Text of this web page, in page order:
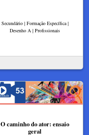
Secundário | Formação Específica |
Desenho A | Profissionais
O caminho do ator: ensaio
geral